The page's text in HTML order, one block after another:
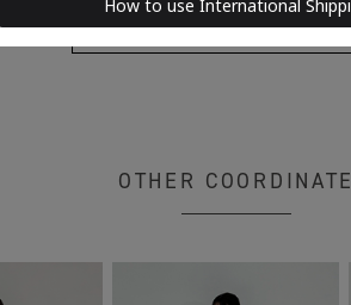
もっと見る
OTHER COORDINATE